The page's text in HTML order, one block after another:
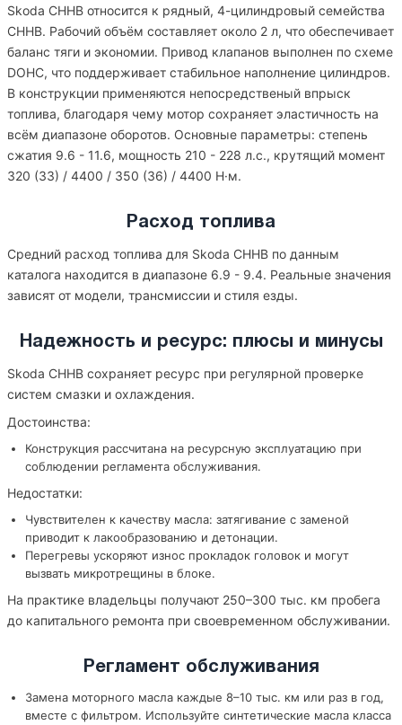
Skoda CHHB относится к рядный, 4-цилиндровый семейства
CHHB. Рабочий объём составляет около 2 л, что обеспечивает
баланс тяги и экономии. Привод клапанов выполнен по схеме
DOHC, что поддерживает стабильное наполнение цилиндров.
В конструкции применяются непосредственый впрыск
топлива, благодаря чему мотор сохраняет эластичность на
всём диапазоне оборотов. Основные параметры: степень
сжатия 9.6 - 11.6, мощность 210 - 228 л.с., крутящий момент
320 (33) / 4400 / 350 (36) / 4400 Н·м.
Расход топлива
Средний расход топлива для Skoda CHHB по данным
каталога находится в диапазоне 6.9 - 9.4. Реальные значения
зависят от модели, трансмиссии и стиля езды.
Надежность и ресурс: плюсы и минусы
Skoda CHHB сохраняет ресурс при регулярной проверке
систем смазки и охлаждения.
Достоинства:
Конструкция рассчитана на ресурсную эксплуатацию при
соблюдении регламента обслуживания.
Недостатки:
Чувствителен к качеству масла: затягивание с заменой
приводит к лакообразованию и детонации.
Перегревы ускоряют износ прокладок головок и могут
вызвать микротрещины в блоке.
На практике владельцы получают 250–300 тыс. км пробега
до капитального ремонта при своевременном обслуживании.
Регламент обслуживания
Замена моторного масла каждые 8–10 тыс. км или раз в год,
вместе с фильтром. Используйте синтетические масла класса